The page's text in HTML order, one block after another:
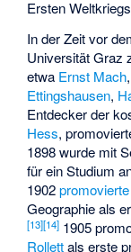
Ersten
In der Zeit vor
Universität Graz
etwa Ernst Mach,
Ettingshausen,
Entdecker der
Hess,
1898 wurde mit
für ein Studium
1902promovierte
Geographie als
[13][14] 1905
Rollettals erste